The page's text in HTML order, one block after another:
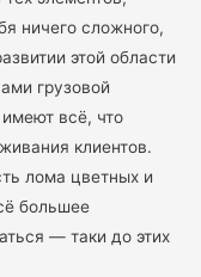
ничего сложного,
этой области
грузовой
всё, что
клиентов.
лома цветных и
большее
— таки до этих